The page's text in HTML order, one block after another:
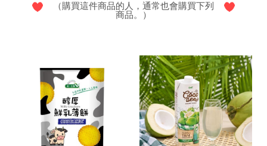
（購買這件商品的人，通常也會購買下列
商品。）